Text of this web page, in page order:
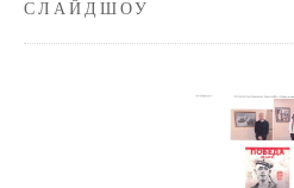
СЛАЙДШОУ